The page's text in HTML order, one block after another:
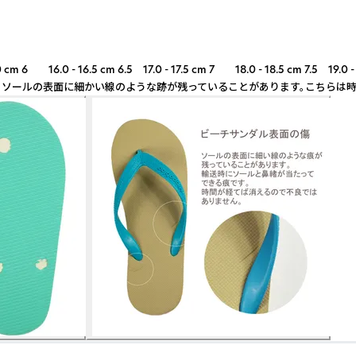
6 16.0 - 16.5 cm 6.5 17.0 - 17.5 cm 7 18.0 - 18.5 cm 7.5
ルの表面に細かい線のような跡が残っていることがあります。こちらは